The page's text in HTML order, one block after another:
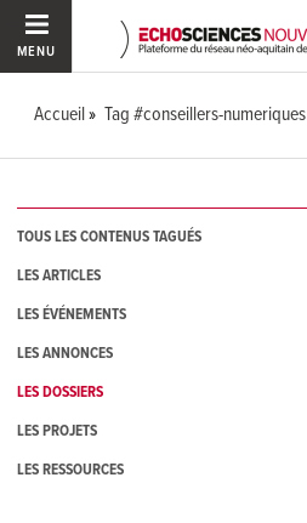
MENU
Accueil Tag #conseillers-numeriques
TOUS LES CONTENUS TAGUÉS
LES ARTICLES
LES ÉVÉNEMENTS
LES ANNONCES
LES DOSSIERS
LES PROJETS
LES RESSOURCES